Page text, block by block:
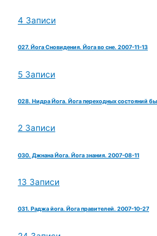
4 Записи
027. Йога Сновидения. Йога во сне. 2007-11-13
5 Записи
028. Нидра Йога. Йога переходных состояний
2 Записи
030. Джнана Йога. Йога знания. 2007-08-11
13 Записи
031. Раджа йога. Йога правителей. 2007-10-27